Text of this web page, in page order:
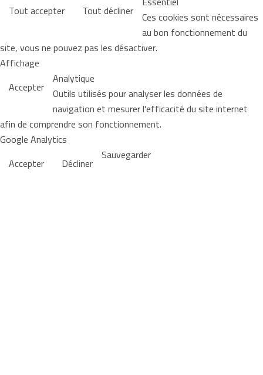
Tout accepter
Tout décliner Ces cookies sont nécessaires
au bon fonctionnement du
site, vous ne pouvez pas les désactiver.
Affichage
Accepter Analytique
Outils utilisés pour analyser les données de
navigation et mesurer l'efficacité du site internet
afin de comprendre son fonctionnement.
Google Analytics
Accepter
Décliner Sauvegarder